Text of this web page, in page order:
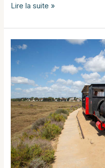
Sagres
cabo
de
Sao
Vicente
:
le
Finistère
sud
de
l’Europe
Lire la suite »